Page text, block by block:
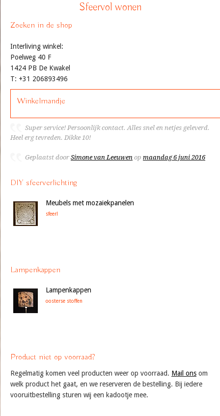
Sfeervol wonen
Zoeken in de shop
Interliving winkel:
Poelweg 40 F
1424 PB De Kwakel
T: +31 206893496
Winkelmandje
Super service! Persoonlijk contact. Alles snel en netjes geleverd.
Heel erg tevreden. Dikke 10!
Geplaatst door Simone van Leeuwen op maandag 6 juni 2016
DIY sfeerverlichting
Meubels met mozaiekpanelen
sfeer!
Lampenkappen
Lampenkappen
oosterse stoffen
Product niet op voorraad?
Regelmatig komen veel producten weer op voorraad. Mail ons om
welk product het gaat, en we reserveren de bestelling. Bij iedere
vooruitbestelling sturen wij een kadootje mee.